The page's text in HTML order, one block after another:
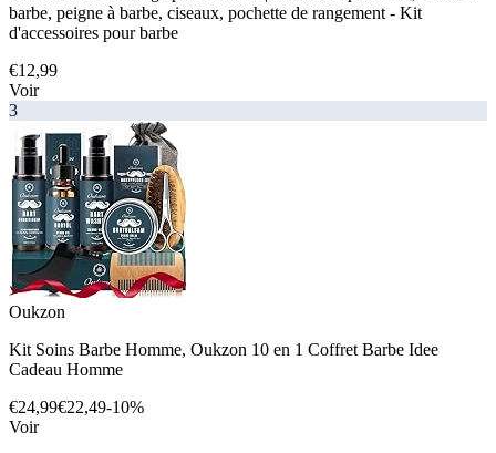
barbe, peigne à barbe, ciseaux, pochette de rangement - Kit
d'accessoires pour barbe
€12,99
Voir
3
Oukzon
Kit Soins Barbe Homme, Oukzon 10 en 1 Coffret Barbe Idee
Cadeau Homme
€24,99€22,49-10%
Voir